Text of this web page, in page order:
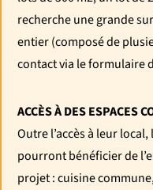
recherche une grande
entier (composé de
contact via le formulaire
ACCÈS À DES ESPACES
Outre l’accès à leur
pourront bénéficier de
projet : cuisine